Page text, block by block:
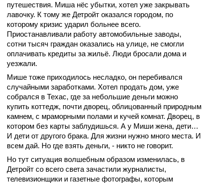
путешествия. Миша нёс убытки, хотел уже закрывать
лавочку. К тому же Детройт оказался городом, по
которому кризис ударил больнее всего.
Приостанавливали работу автомобильные заводы,
сотни тысяч граждан оказались на улице, не смогли
оплачивать кредиты за жильё. Люди бросали дома и
уезжали.
Мише тоже приходилось несладко, он перебивался
случайными заработками. Хотел продать дом, уже
собрался в Техас, где за небольшие деньги можно
купить коттедж, почти дворец, облицованный природным
камнем, с мраморными полами и кучей комнат. Дворец, в
котором без карты заблудишься. А у Миши жена, дети…
И дети от другого брака. Для жизни нужно много места. И
всем дай. Но где взять деньги, - никто не говорит.
Но тут ситуация волшебным образом изменилась, в
Детройт со всего света зачастили журналисты,
телевизионщики и газетные фотографы, которым